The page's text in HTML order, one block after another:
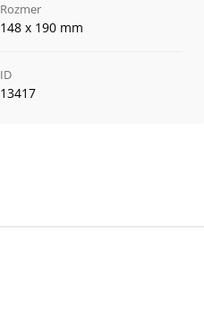
Rozmer
148 x 190 mm
ID
13417